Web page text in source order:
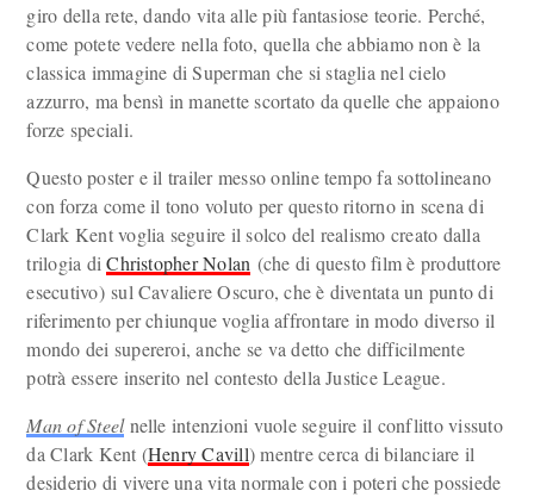
giro della rete, dando vita alle più fantasiose teorie. Perché,
come potete vedere nella foto, quella che abbiamo non è la
classica immagine di Superman che si staglia nel cielo
azzurro, ma bensì in manette scortato da quelle che appaiono
forze speciali.
Questo poster e il trailer messo online tempo fa sottolineano
con forza come il tono voluto per questo ritorno in scena di
Clark Kent voglia seguire il solco del realismo creato dalla
trilogia diChristopher Nolan (che di questo film è produttore
esecutivo) sul Cavaliere Oscuro, che è diventata un punto di
riferimento per chiunque voglia affrontare in modo diverso il
mondo dei supereroi, anche se va detto che difficilmente
potrà essere inserito nel contesto della Justice League.
Man of Steelnelle intenzioni vuole seguire il conflitto vissuto
da Clark Kent (Henry Cavill) mentre cerca di bilanciare il
desiderio di vivere una vita normale con i poteri che possiede